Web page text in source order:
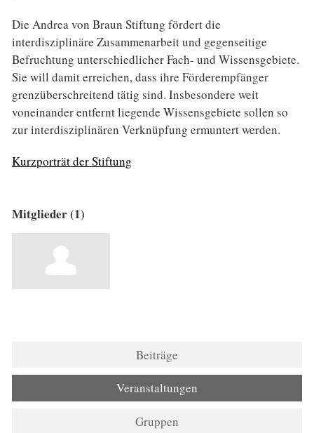
Die Andrea von Braun Stiftung fördert die
interdisziplinäre Zusammenarbeit und gegenseitige
Befruchtung unterschiedlicher Fach- und Wissensgebiete.
Sie will damit erreichen, dass ihre Förderempfänger
grenzüberschreitend tätig sind. Insbesondere weit
voneinander entfernt liegende Wissensgebiete sollen so
zur interdisziplinären Verknüpfung ermuntert werden.
Kurzporträt der Stiftung
Mitglieder (1)
Beiträge
Veranstaltungen
Gruppen